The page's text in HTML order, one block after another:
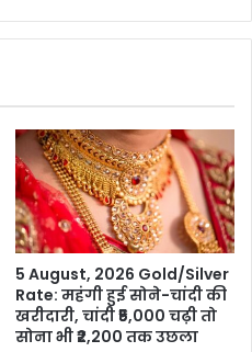
5 August, 2026 Gold/Silver
Rate: महंगी हुई सोने-चांदी की
खरीदारी, चांदी ₹5,000 चढ़ी तो
सोना भी ₹2,200 तक उछला